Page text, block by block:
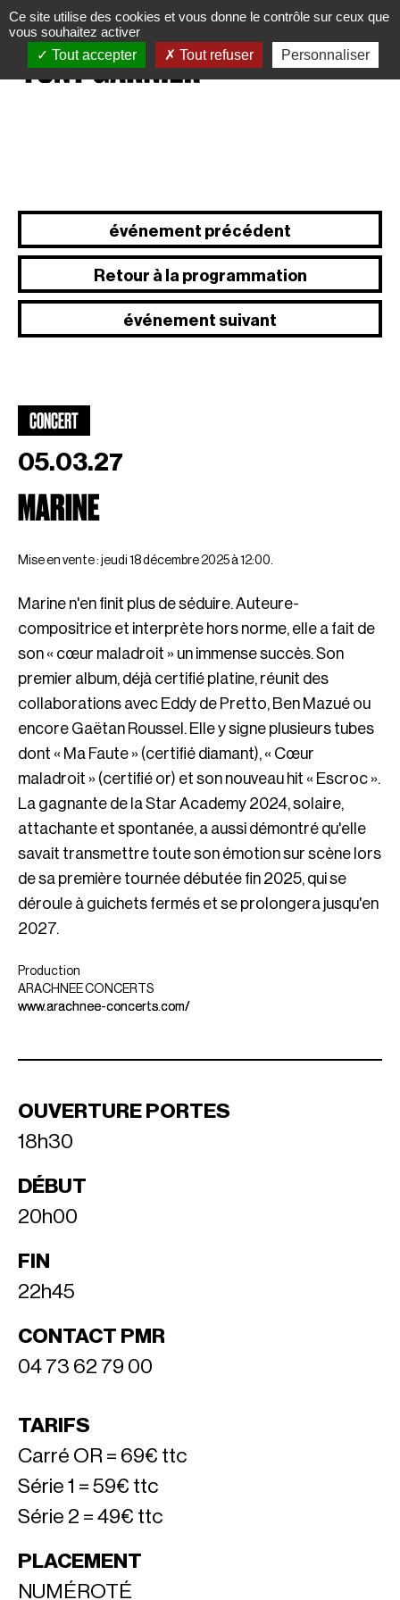
événement précédent
Retour à la programmation
événement suivant
CONCERT
05.03.27
MARINE
Mise en vente : jeudi 18 décembre 2025 à 12:00.
Marine n'en finit plus de séduire. Auteure-
compositrice et interprète hors norme, elle a fait de
son « cœur maladroit » un immense succès. Son
premier album, déjà certifié platine, réunit des
collaborations avec Eddy de Pretto, Ben Mazué ou
encore Gaëtan Roussel. Elle y signe plusieurs tubes
dont « Ma Faute » (certifié diamant), « Cœur
maladroit » (certifié or) et son nouveau hit « Escroc ».
La gagnante de la Star Academy 2024, solaire,
attachante et spontanée, a aussi démontré qu'elle
savait transmettre toute son émotion sur scène lors
de sa première tournée débutée fin 2025, qui se
déroule à guichets fermés et se prolongera jusqu'en
2027.
Production
ARACHNEE CONCERTS
www.arachnee-concerts.com/
OUVERTURE PORTES
18h30
DÉBUT
20h00
FIN
22h45
CONTACT PMR
04 73 62 79 00
TARIFS
Carré OR = 69€ ttc
Série 1 = 59€ ttc
Série 2 = 49€ ttc
PLACEMENT
NUMÉROTÉ
Panneau de gestion des cookies
Ce site utilise des cookies et vous donne le contrôle sur ceux que
vous souhaitez activer
Tout accepter
Tout refuser Personnaliser